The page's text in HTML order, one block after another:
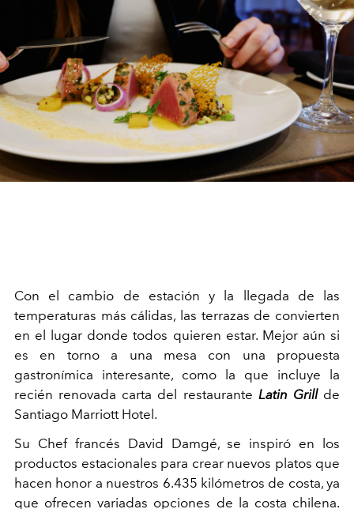
Con el cambio de estación y la llegada de las
temperaturas más cálidas, las terrazas de convierten
en el lugar donde todos quieren estar. Mejor aún si
es en torno a una mesa con una propuesta
gastronímica interesante, como la que incluye la
recién renovada carta del restaurante Latin Grill de
Santiago Marriott Hotel.
Su Chef francés David Damgé, se inspiró en los
productos estacionales para crear nuevos platos que
hacen honor a nuestros 6.435 kilómetros de costa, ya
que ofrecen variadas opciones de la costa chilena.